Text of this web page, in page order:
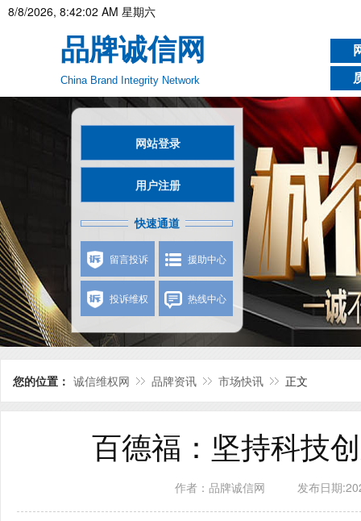
8/8/2026, 8:42:03 AM 星期六
品牌诚信网
China Brand Integrity Network
网站登录
用户注册
快速通道
留言投诉 援助中心
投诉维权 热线中心
您的位置： 诚信维权网 品牌资讯 市场快讯 正文
百德福：坚持科技
作者：品牌诚信网 发布日期